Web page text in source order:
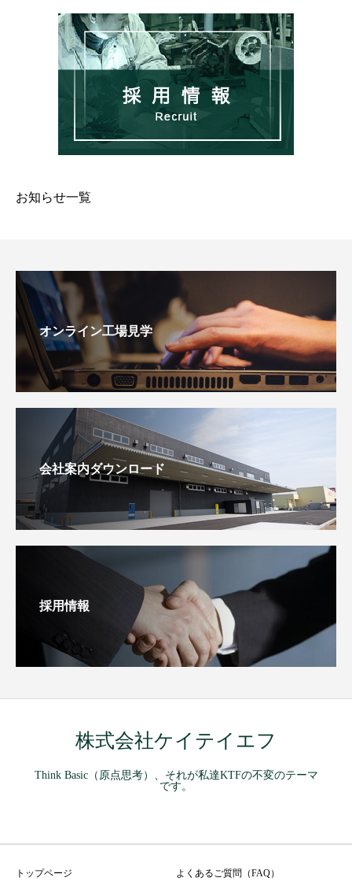
お知らせ一覧
オンライン工場見学
会社案内ダウンロード
採用情報
株式会社ケイテイエフ
Think Basic（原点思考）、それが私達KTFの不変のテーマ
です。
トップページ よくあるご質問（FAQ）